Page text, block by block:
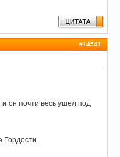
#14541
он почти весь ушел под
Гордости.